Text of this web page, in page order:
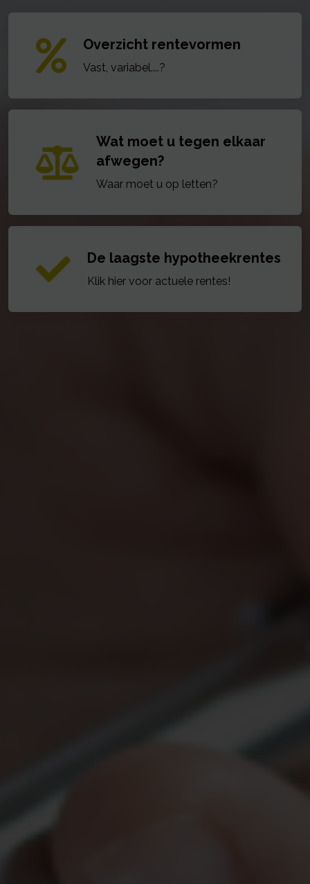
Overzicht rentevormen
Vast, variabel....?
Wat moet u tegen elkaar
afwegen?
Waar moet u op letten?
De laagste hypotheekrentes
Klik hier voor actuele rentes!